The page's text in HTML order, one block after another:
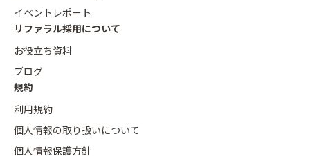
イベントレポート
リファラル採用について
お役立ち資料
ブログ
規約
利用規約
個人情報の取り扱いについて
個人情報保護方針